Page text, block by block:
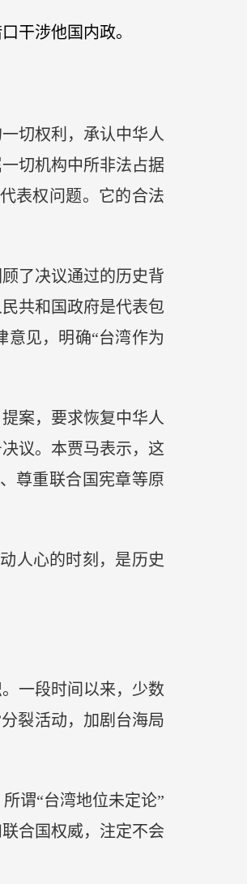
干涉他国内政。
切权利，承认中华人
切机构中所非法占据
表权问题。它的合法
了决议通过的历史背
共和国政府是代表包
意见，明确“台湾作为
案，要求恢复中华人
议。本贾马表示，这
尊重联合国宪章等原
人心的时刻，是历史
一段时间以来，少数
裂活动，加剧台海局
谓“台湾地位未定论”
合国权威，注定不会